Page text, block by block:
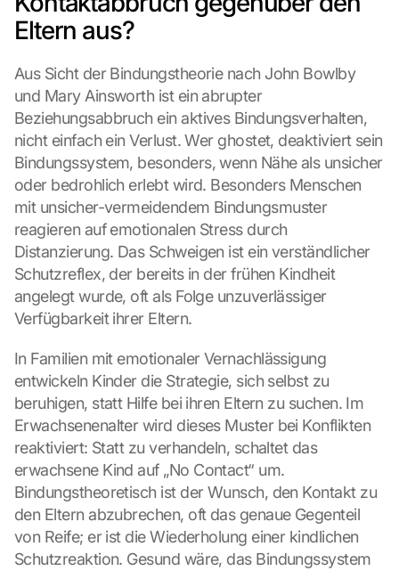
Eltern aus?
Aus Sicht der Bindungstheorie nach John Bowlby
und Mary Ainsworth ist ein abrupter
Beziehungsabbruch ein aktives Bindungsverhalten,
nicht einfach ein Verlust. Wer ghostet, deaktiviert sein
Bindungssystem, besonders, wenn Nähe als unsicher
oder bedrohlich erlebt wird. Besonders Menschen
mit unsicher-vermeidendem Bindungsmuster
reagieren auf emotionalen Stress durch
Distanzierung. Das Schweigen ist ein verständlicher
Schutzreflex, der bereits in der frühen Kindheit
angelegt wurde, oft als Folge unzuverlässiger
Verfügbarkeit ihrer Eltern.
In Familien mit emotionaler Vernachlässigung
entwickeln Kinder die Strategie, sich selbst zu
beruhigen, statt Hilfe bei ihren Eltern zu suchen. Im
Erwachsenenalter wird dieses Muster bei Konflikten
reaktiviert: Statt zu verhandeln, schaltet das
erwachsene Kind auf „No Contact“ um.
Bindungstheoretisch ist der Wunsch, den Kontakt zu
den Eltern abzubrechen, oft das genaue Gegenteil
von Reife; er ist die Wiederholung einer kindlichen
Schutzreaktion. Gesund wäre, das Bindungssystem